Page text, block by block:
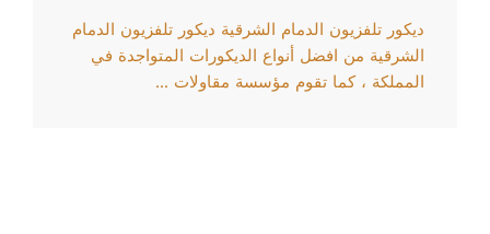
ديكور تلفزيون الدمام الشرقية ديكور تلفزيون الدمام
الشرقية من افضل أنواع الديكورات المتواجدة في
المملكة ، كما تقوم مؤسسة مقاولات ...